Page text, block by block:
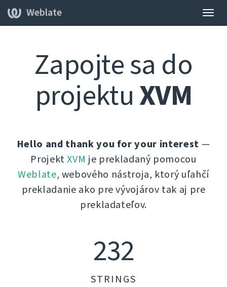
Weblate
Zapojte sa do
projektuXVM
Hello and thank you for your interest —
ProjektXVM je prekladaný pomocou
Weblate, webového nástroja, ktorý uľahčí
prekladanie ako pre vývojárov tak aj pre
prekladateľov.
232
STRINGS